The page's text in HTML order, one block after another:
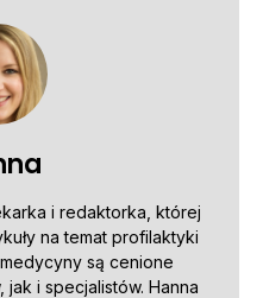
i redaktorka, której
na temat profilaktyki
są cenione
i specjalistów. Hanna